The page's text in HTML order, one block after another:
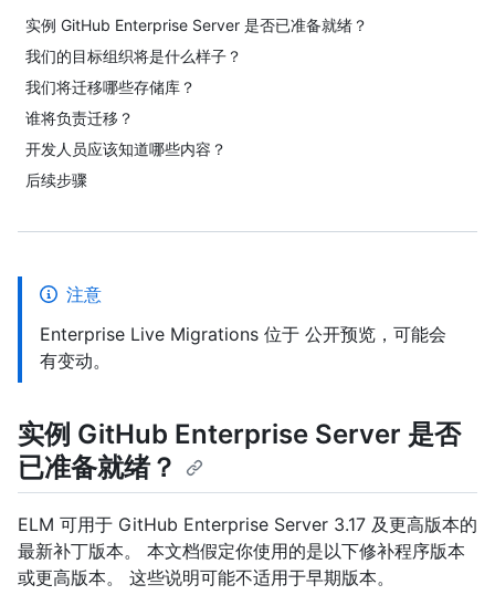
实例 GitHub Enterprise Server 是否已准备就绪？
我们的目标组织将是什么样子？
我们将迁移哪些存储库？
谁将负责迁移？
开发人员应该知道哪些内容？
后续步骤
注意
Enterprise Live Migrations 位于 公开预览，可能会
有变动。
实例 GitHub Enterprise Server 是否
已准备就绪？
ELM 可用于 GitHub Enterprise Server 3.17 及更高版本的
最新补丁版本。 本文档假定你使用的是以下修补程序版本
或更高版本。 这些说明可能不适用于早期版本。